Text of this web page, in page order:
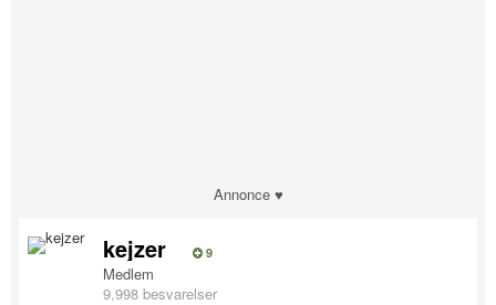
Annonce ♥
kejzer 9
Medlem
9,998 besvarelser